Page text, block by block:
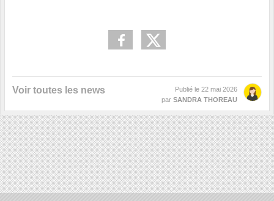
Voir toutes les news Publié le 22 mai 2026
par SANDRA THOREAU